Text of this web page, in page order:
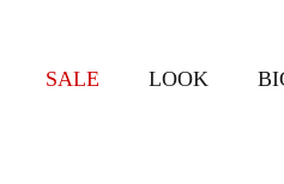
SALE LOOK
SALE LOOK